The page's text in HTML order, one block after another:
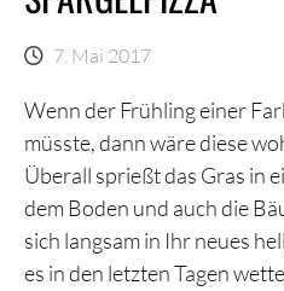
7. Mai 2017
Wenn der Frühling einer
müsste, dann wäre diese
Überall sprießt das Gras in
dem Boden und auch die
sich langsam in Ihr neues
es in den letzten Tagen